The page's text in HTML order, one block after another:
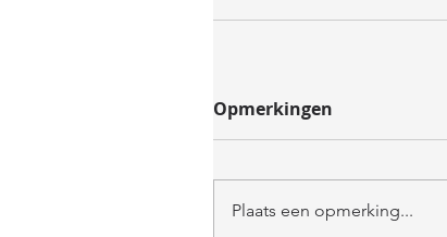
Opmerkingen
Plaats een opmerking...